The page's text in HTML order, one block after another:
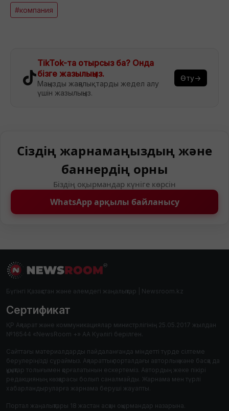
#компания
TikTok-та отырсыз ба? Онда
бізге жазылыңыз.
Маңызды жаңалықтарды жедел алу
үшін жазылыңыз.
Өту→
Сіздің жарнамаңыздың және
баннердің орны
Біздің оқырмандар күніге көрсін
WhatsApp арқылы байланысу
Бүгінгі Қазақстан және әлемдегі жаңалықтар | Newsroom.kz
Сертификат
ҚР Ақпарат және коммуникациялар министрлігінің 25.05.2017 жылдан
№16544 «NewsRoom +» АА Куәлігі берілген.
Сайттағы материалдарды пайдаланғанда міндетті түрде сілтеме
берулеріңізді сұраймыз. Ақпараттық порталдағы авторлық және басқа да
құқықтар толығымен қорғалатынын ескертеміз. Автордың жеке пікірі
редакцияның көзқарасы болып саналмайды. Жарнама мен түрлі
хабарландыруларға жарнама беруші жауапты.
Портал жаңалықтары 18 жастан асқан оқырмандар назарына.